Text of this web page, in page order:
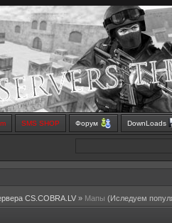
SMS SHOP Форум DownLoads
CS.COBRA.LV » Мапы (Иследуем